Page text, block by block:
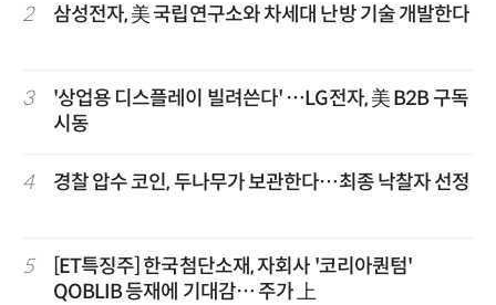
2 삼성전자, 美 국립연구소와 차세대 난방 기술 개발한다
3
'상업용 디스플레이 빌려쓴다' …LG전자, 美 B2B 구독
시동
4 경찰 압수 코인, 두나무가 보관한다…최종 낙찰자 선정
5
[ET특징주] 한국첨단소재, 자회사 '코리아퀀텀'
QOBLIB 등재에 기대감… 주가 上